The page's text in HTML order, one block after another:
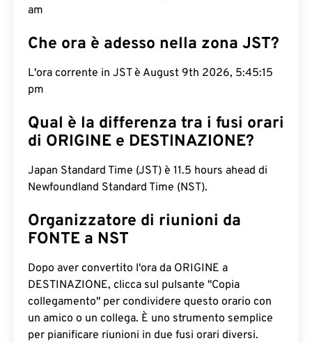
am
Che ora è adesso nella zona JST?
L'ora corrente in JST è August 9th 2026, 5:45:16
pm
Qual è la differenza tra i fusi orari
di ORIGINE e DESTINAZIONE?
Japan Standard Time (JST) è 11.5 hours ahead di
Newfoundland Standard Time (NST).
Organizzatore di riunioni da
FONTE a NST
Dopo aver convertito l'ora da ORIGINE a
DESTINAZIONE, clicca sul pulsante "Copia
collegamento" per condividere questo orario con
un amico o un collega. È uno strumento semplice
per pianificare riunioni in due fusi orari diversi.